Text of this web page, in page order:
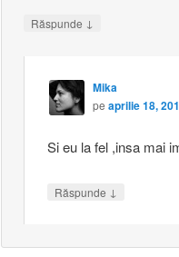
Răspunde ↓
Mika
pe aprilie 18,
Si eu la fel ,insa mai
Răspunde ↓